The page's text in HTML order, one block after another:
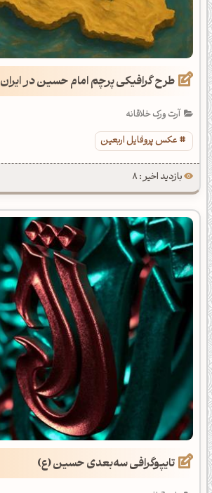
طرح گرافیکی پرچم امام حسین در ایران
آرت ورک خلاقانه
عکس پروفایل اربعین
بازدید اخیر : 8
تایپوگرافی سه‌بعدی حسین (ع)